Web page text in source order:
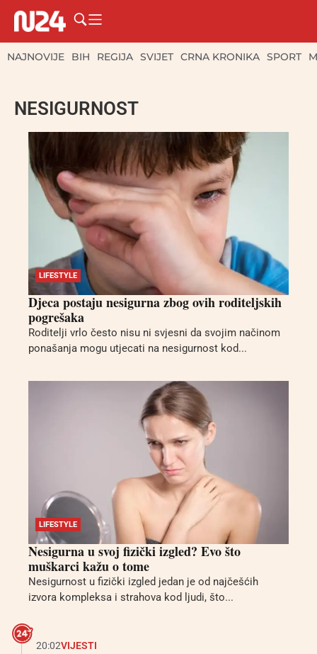
NAJNOVIJE BIH REGIJA SVIJET CRNA KRONIKA SPORT
NESIGURNOST
LIFESTYLE
Djeca postaju nesigurna zbog ovih roditeljskih
pogrešaka
Roditelji vrlo često nisu ni svjesni da svojim načinom
ponašanja mogu utjecati na nesigurnost kod...
LIFESTYLE
Nesigurna u svoj fizički izgled? Evo što
muškarci kažu o tome
Nesigurnost u fizički izgled jedan je od najčešćih
izvora kompleksa i strahova kod ljudi, što...
20:02VIJESTI